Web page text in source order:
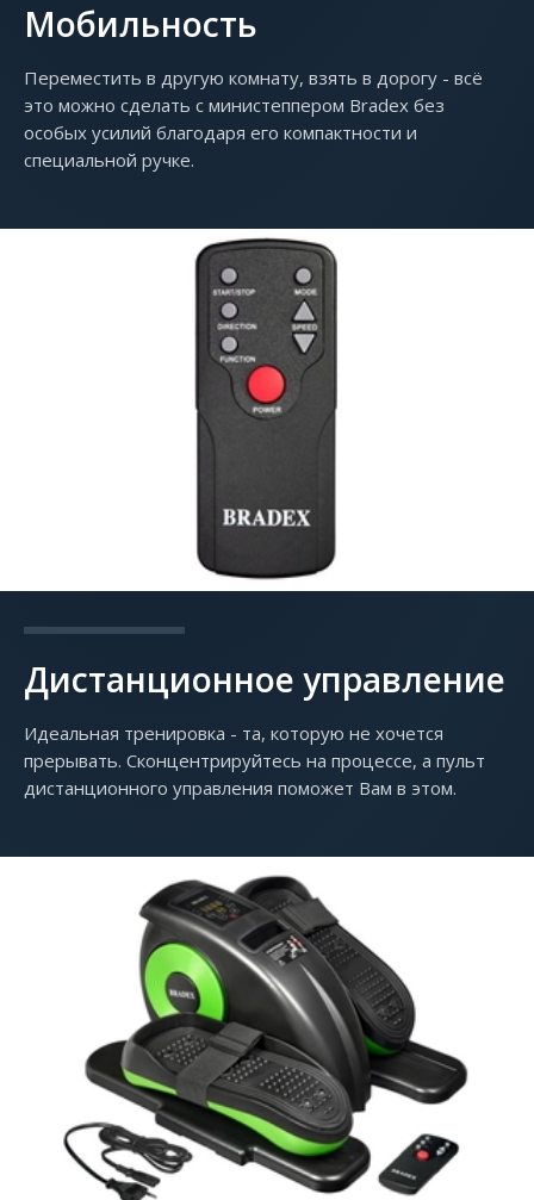
Мобильность
Переместить в другую комнату, взять в дорогу - всё
это можно сделать с министеппером Bradex без
особых усилий благодаря его компактности и
специальной ручке.
Дистанционное управление
Идеальная тренировка - та, которую не хочется
прерывать. Сконцентрируйтесь на процессе, а пульт
дистанционного управления поможет Вам в этом.